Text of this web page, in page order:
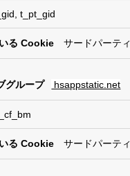
t_pt_gid
サードパーティ
hsappstatic.net
サードパーティ